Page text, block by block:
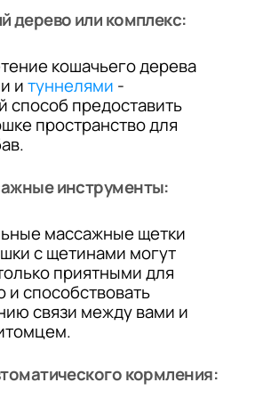
дерево или комплекс:
кошачьего дерева
итуннелями -
способ предоставить
пространство для
инструменты:
массажные щетки
с щетинами могут
приятными для
и способствовать
связи между вами и
кормления: